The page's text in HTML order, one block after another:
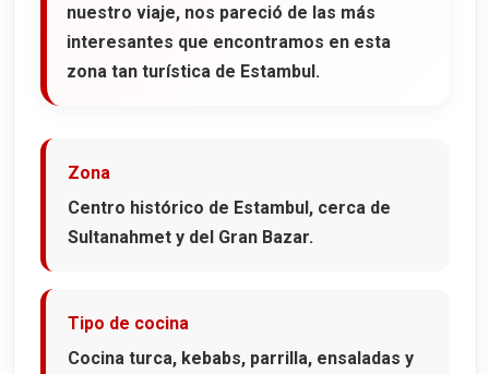
nuestro viaje, nos pareció de las más
interesantes que encontramos en esta
zona tan turística de Estambul.
Zona
Centro histórico de Estambul, cerca de
Sultanahmet y del Gran Bazar.
Tipo de cocina
Cocina turca, kebabs, parrilla, ensaladas y